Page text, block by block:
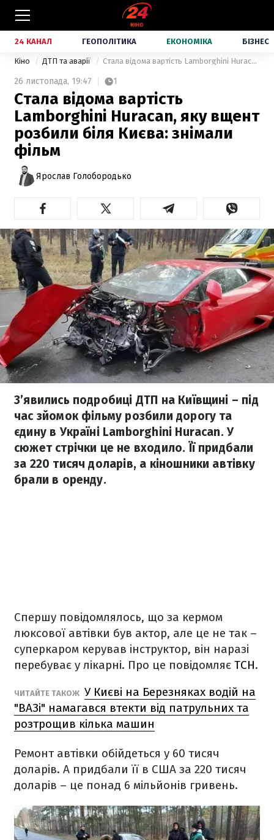
24 КАНАЛ ГЕОПОЛІТИКА ЕКОНОМІКА БІЗНЕС
Кіно ДТП та аварії Стала відома вартість Lamborghini Huracan, яку вщент розбили біля Києва: знімали фільм
26 листопада, 19:47 1
Стала відома вартість
Lamborghini Huracan, яку вщент
розбили біля Києва: знімали
фільм
Ярослав Голобородько
З’явились подробиці ДТП на Київщині – під
час зйомок фільму розбили дорогу та
єдину в Україні Lamborghini Huracan. У
сюжет стрічки це не входило. Її придбали
за 220 тисяч доларів, а кіношники автівку
брали в оренду.
Спершу повідомлялось, що за кермом
люксової автівки був актор, але це не так –
суперкаром керував інструктор, він наразі
перебуває у лікарні. Про це повідомляє ТСН.
ЧИТАЙТЕ ТАКОЖ У Києві на Березняках водій на
"ВАЗі" намагався втекти від патрульних та
розтрощив кілька машин
Ремонт автівки обійдеться у 60 тисяч
доларів. А придбали її в США за 220 тисяч
доларів – це понад 6 мільйонів гривень.